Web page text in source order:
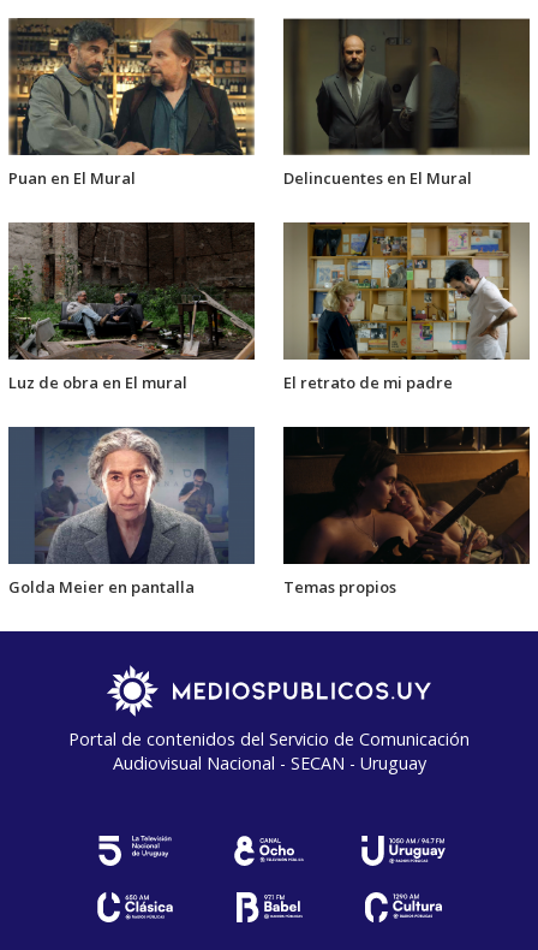
Puan en El Mural Delincuentes en El Mural
Luz de obra en El mural El retrato de mi padre
Golda Meier en pantalla Temas propios
Portal de contenidos del Servicio de Comunicación
Audiovisual Nacional - SECAN - Uruguay